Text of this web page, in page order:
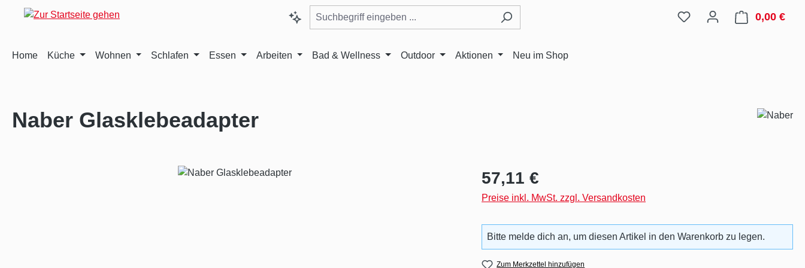
Hauptinhalt springen
Zur Suche springen
Zur Hauptnavigation springen 0,00 €
Home Küche Wohnen Schlafen Essen Arbeiten Bad & Wellness Outdoor Aktionen Neu im Shop
Naber Glasklebeadapter
Regulärer Preis:
57,11 €
Preise inkl. MwSt. zzgl. Versandkosten
Bitte melde dich an, um diesen Artikel in den Warenkorb zu legen.
Zum Merkzettel hinzufügen